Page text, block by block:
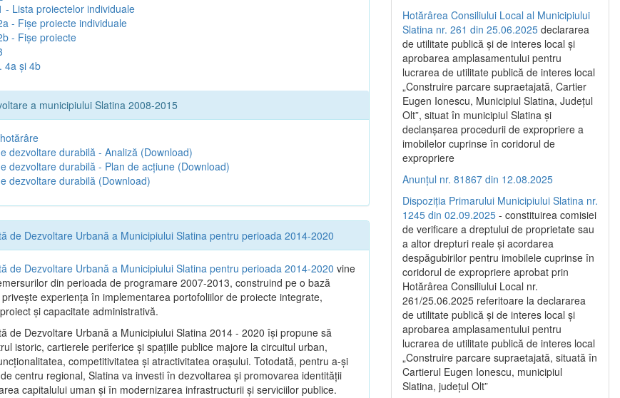
- Lista proiectelor individuale
- Fișe proiecte individuale
- Fișe proiecte
4a și 4b
a municipiului Slatina 2008-2015
dezvoltare durabilă - Analiză (Download)
dezvoltare durabilă - Plan de acțiune (Download)
dezvoltare durabilă (Download)
de Dezvoltare Urbană a Municipiului Slatina pentru perioada 2014-2020
de Dezvoltare Urbană a Municipiului Slatina pentru perioada 2014-2020 vine
din perioada de programare 2007-2013, construind pe o bază
experienţa în implementarea portofoliilor de proiecte integrate,
și capacitate administrativă.
de Dezvoltare Urbană a Municipiului Slatina 2014 - 2020 își propune să
istoric, cartierele periferice şi spaţiile publice majore la circuitul urban,
competitivitatea şi atractivitatea oraşului. Totodată, pentru a-şi
centru regional, Slatina va investi în dezvoltarea şi promovarea identităţii
capitalului uman şi în modernizarea infrastructurii şi serviciilor publice.
Hotărârea Consiliului Local al Municipiului
Slatina nr. 261 din 25.06.2025 declararea
de utilitate publică și de interes local și
aprobarea amplasamentului pentru
lucrarea de utilitate publică de interes local
„Construire parcare supraetajată, Cartier
Eugen Ionescu, Municipiul Slatina, Județul
Olt”, situat în municipiul Slatina și
declanșarea procedurii de expropriere a
imobilelor cuprinse în coridorul de
expropriere
Anunțul nr. 81867 din 12.08.2025
Dispoziția Primarului Municipiului Slatina nr.
1245 din 02.09.2025 - constituirea comisiei
de verificare a dreptului de proprietate sau
a altor drepturi reale și acordarea
despăgubirilor pentru imobilele cuprinse în
coridorul de expropriere aprobat prin
Hotărârea Consiliului Local nr.
261/25.06.2025 referitoare la declararea
de utilitate publică și de interes local și
aprobarea amplasamentului pentru
lucrarea de utilitate publică de interes local
„Construire parcare supraetajată, situată în
Cartierul Eugen Ionescu, municipiul
Slatina, județul Olt”